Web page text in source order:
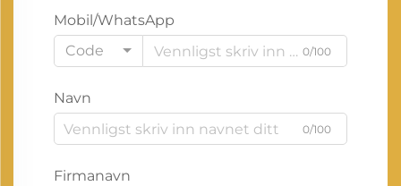
Mobil/WhatsApp
Code
0/100
Navn
0/100
Firmanavn